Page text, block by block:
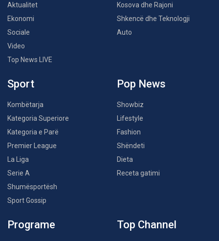
Aktualitet
Ekonomi
Sociale
Video
Top News LIVE
Kosova dhe Rajoni
Shkencë dhe Teknologji
Auto
Sport
Kombëtarja
Kategoria Superiore
Kategoria e Parë
Premier League
La Liga
Serie A
Shumësportësh
Sport Gossip
Pop News
Showbiz
Lifestyle
Fashion
Shëndeti
Dieta
Receta gatimi
Programe Top Channel